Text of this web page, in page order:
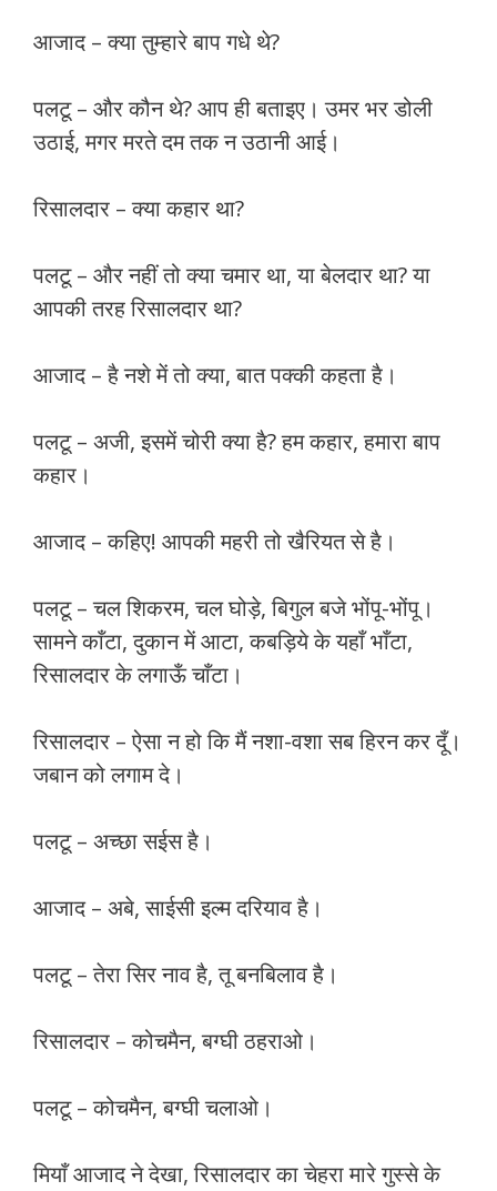
आजाद – क्या तुम्हारे बाप गधे थे?
पलटू – और कौन थे? आप ही बताइए। उमर भर डोली
उठाई, मगर मरते दम तक न उठानी आई।
रिसालदार – क्या कहार था?
पलटू – और नहीं तो क्या चमार था, या बेलदार था? या
आपकी तरह रिसालदार था?
आजाद – है नशे में तो क्या, बात पक्की कहता है।
पलटू – अजी, इसमें चोरी क्या है? हम कहार, हमारा बाप
कहार।
आजाद – कहिए! आपकी महरी तो खैरियत से है।
पलटू – चल शिकरम, चल घोड़े, बिगुल बजे भोंपू-भोंपू।
सामने काँटा, दुकान में आटा, कबड़िये के यहाँ भाँटा,
रिसालदार के लगाऊँ चाँटा।
रिसालदार – ऐसा न हो कि मैं नशा-वशा सब हिरन कर दूँ।
जबान को लगाम दे।
पलटू – अच्छा सईस है।
आजाद – अबे, साईसी इल्म दरियाव है।
पलटू – तेरा सिर नाव है, तू बनबिलाव है।
रिसालदार – कोचमैन, बग्घी ठहराओ।
पलटू – कोचमैन, बग्घी चलाओ।
मियाँ आजाद ने देखा, रिसालदार का चेहरा मारे गुस्से के